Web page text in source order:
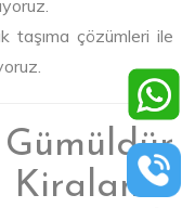
taşıma çözümleri ile